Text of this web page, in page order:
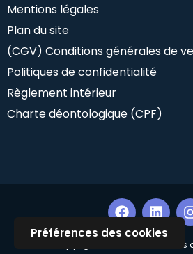
Préférences des cookies
Mentions légales
Plan du site
(CGV) Conditions générales de
Politiques de confidentialité
Règlement intérieur
Charte déontologique (CPF)
Copyright ©Climlab SAS.